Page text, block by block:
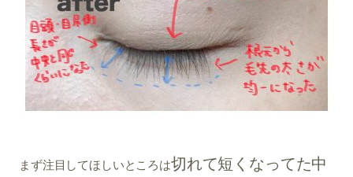
まず注目してほしいところは切れて短くなってた中